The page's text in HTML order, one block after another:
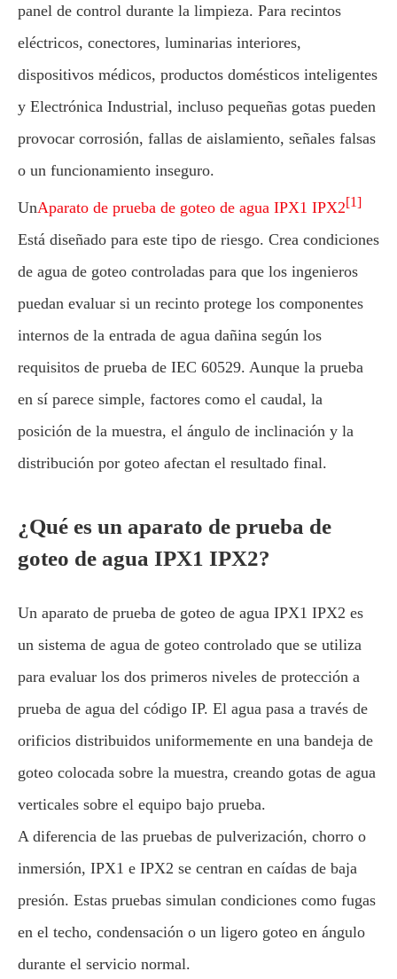
panel de control durante la limpieza. Para recintos
eléctricos, conectores, luminarias interiores,
dispositivos médicos, productos domésticos inteligentes
y Electrónica Industrial, incluso pequeñas gotas pueden
provocar corrosión, fallas de aislamiento, señales falsas
o un funcionamiento inseguro.
UnAparato de prueba de goteo de agua IPX1 IPX2[1]
Está diseñado para este tipo de riesgo. Crea condiciones
de agua de goteo controladas para que los ingenieros
puedan evaluar si un recinto protege los componentes
internos de la entrada de agua dañina según los
requisitos de prueba de IEC 60529. Aunque la prueba
en sí parece simple, factores como el caudal, la
posición de la muestra, el ángulo de inclinación y la
distribución por goteo afectan el resultado final.
¿Qué es un aparato de prueba de
goteo de agua IPX1 IPX2?
Un aparato de prueba de goteo de agua IPX1 IPX2 es
un sistema de agua de goteo controlado que se utiliza
para evaluar los dos primeros niveles de protección a
prueba de agua del código IP. El agua pasa a través de
orificios distribuidos uniformemente en una bandeja de
goteo colocada sobre la muestra, creando gotas de agua
verticales sobre el equipo bajo prueba.
A diferencia de las pruebas de pulverización, chorro o
inmersión, IPX1 e IPX2 se centran en caídas de baja
presión. Estas pruebas simulan condiciones como fugas
en el techo, condensación o un ligero goteo en ángulo
durante el servicio normal.